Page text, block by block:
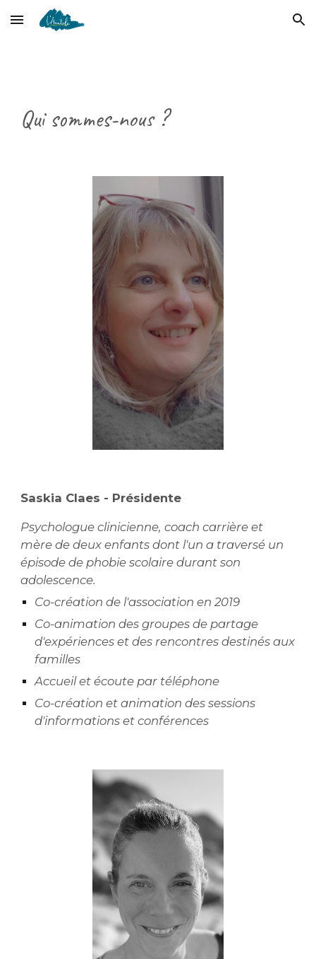
Skip to main content Skip to navigation
Qui sommes-nous ?
Saskia Claes - Présidente
Psychologue clinicienne, coach carrière et
mère de deux enfants dont l'un a traversé un
épisode de phobie scolaire durant son
adolescence.
Co-création de l'association en 2019
Co-animation des groupes de partage
d'expériences et des rencontres destinés aux
familles
Accueil et écoute par téléphone
Co-création et animation des sessions
d'informations et conférences